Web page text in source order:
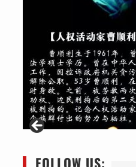
FOLLOW US: